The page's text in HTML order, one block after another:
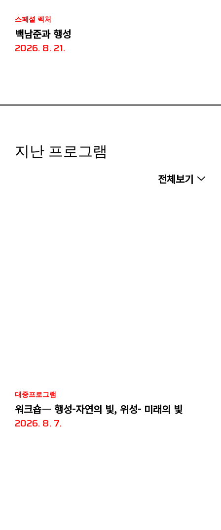
스페셜 렉처
백남준과 행성
2026. 8. 21.
지난 프로그램
전체보기
대중프로그램
워크숍― 행성-자연의 빛, 위성- 미래의 빛
2026. 8. 7.